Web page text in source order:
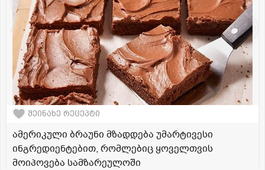
შეინახე რეცეპტი
ამერიკული ბრაუნი მზადდება უმარტივესი
ინგრედიენტებით, რომლებიც ყოველთვის
მოიპოვება სამზარეულოში